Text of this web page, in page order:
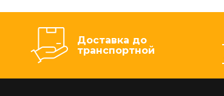
Доставка до
транспортной